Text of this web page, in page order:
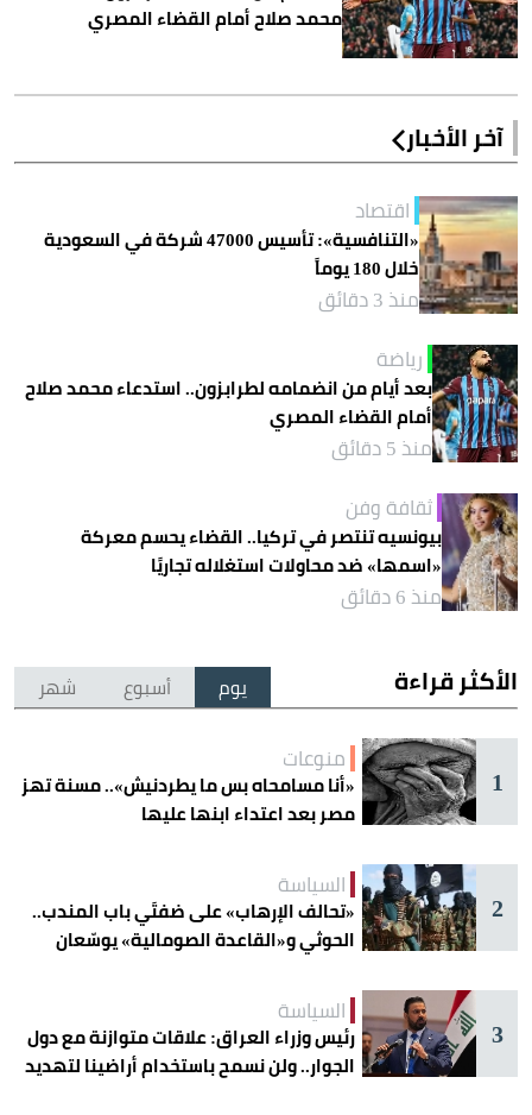
محمد صلاح أمام القضاء المصري
آخر الأخبار
اقتصاد
«التنافسية»: تأسيس 47000 شركة في السعودية
خلال 180 يوماً
منذ 3 دقائق
رياضة
بعد أيام من انضمامه لطرابزون.. استدعاء محمد صلاح
أمام القضاء المصري
منذ 5 دقائق
ثقافة وفن
بيونسيه تنتصر في تركيا.. القضاء يحسم معركة
«اسمها» ضد محاولات استغلاله تجاريًا
منذ 6 دقائق
الأكثر قراءة يوم أسبوع شهر
1
منوعات
«أنا مسامحاه بس ما يطردنيش».. مسنة تهز
مصر بعد اعتداء ابنها عليها
2
السياسة
«تحالف الإرهاب» على ضفتَي باب المندب..
الحوثي و«القاعدة الصومالية» يوسّعان
3
السياسة
رئيس وزراء العراق: علاقات متوازنة مع دول
الجوار.. ولن نسمح باستخدام أراضينا لتهديد